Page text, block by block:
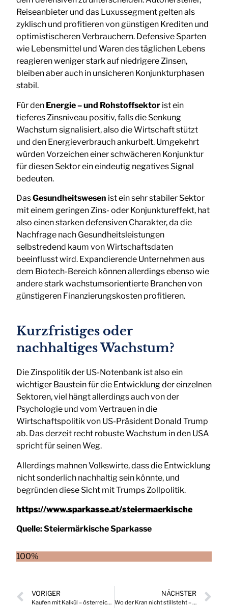
Reiseanbieter und das Luxussegment gelten als
zyklisch und profitieren von günstigen Krediten und
optimistischeren Verbrauchern. Defensive Sparten
wie Lebensmittel und Waren des täglichen Lebens
reagieren weniger stark auf niedrigere Zinsen,
bleiben aber auch in unsicheren Konjunkturphasen
stabil.
Für den Energie – und Rohstoffsektor ist ein
tieferes Zinsniveau positiv, falls die Senkung
Wachstum signalisiert, also die Wirtschaft stützt
und den Energieverbrauch ankurbelt. Umgekehrt
würden Vorzeichen einer schwächeren Konjunktur
für diesen Sektor ein eindeutig negatives Signal
bedeuten.
DasGesundheitswesen ist ein sehr stabiler Sektor
mit einem geringen Zins- oder Konjunktureffekt, hat
also einen starken defensiven Charakter, da die
Nachfrage nach Gesundheitsleistungen
selbstredend kaum von Wirtschaftsdaten
beeinflusst wird. Expandierende Unternehmen aus
dem Biotech-Bereich können allerdings ebenso wie
andere stark wachstumsorientierte Branchen von
günstigeren Finanzierungskosten profitieren.
Kurzfristiges oder
nachhaltiges Wachstum?
Die Zinspolitik der US-Notenbank ist also ein
wichtiger Baustein für die Entwicklung der einzelnen
Sektoren, viel hängt allerdings auch von der
Psychologie und vom Vertrauen in die
Wirtschaftspolitik von US-Präsident Donald Trump
ab. Das derzeit recht robuste Wachstum in den USA
spricht für seinen Weg.
Allerdings mahnen Volkswirte, dass die Entwicklung
nicht sonderlich nachhaltig sein könnte, und
begründen diese Sicht mit Trumps Zollpolitik.
https://www.sparkasse.at/steiermaerkische
Quelle:Steiermärkische Sparkasse
100%
VORIGER
Kaufen mit Kalkül – österreichischer Handel stellt sich neuer Konsumrealität
NÄCHSTER
Wo der Kran nicht stillsteht – der heimische Neubausektor sortiert sich neu